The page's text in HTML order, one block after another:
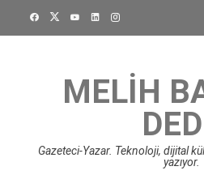
MELIH
Gazeteci-Yazar. Teknoloji, dijital
yazıyor.